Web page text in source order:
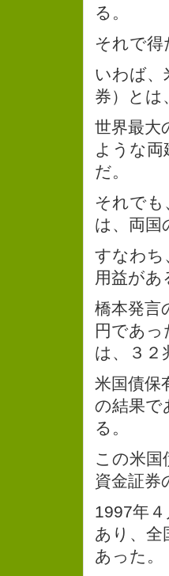
る。
それで得
いわば、
券）とは
世界最大
ような
だ。
それでも
は、両国
すなわち
用益があ
橋本発言
円であっ
は、３２
米国債保
の結果で
る。
この米国
資金証券
1997年
あり、全
あった。